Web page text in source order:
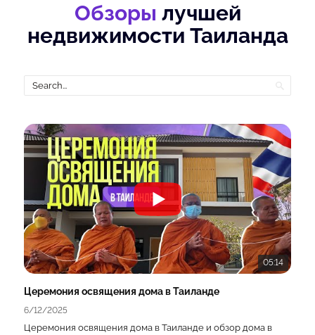
Обзоры лучшей
недвижимости Таиланда
05:14
Церемония освящения дома в Таиланде
6/12/2025
Церемония освящения дома в Таиланде и обзор дома в